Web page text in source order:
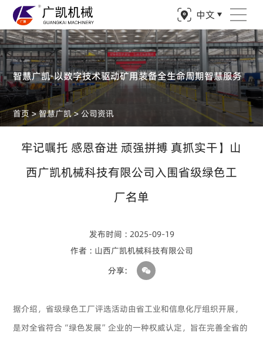
中文
智慧广凯·以数字技术驱动矿用装备全生命周期智慧服务
首页>智慧广凯>公司资讯
牢记嘱托 感恩奋进 顽强拼搏 真抓实干】山
西广凯机械科技有限公司入围省级绿色工
厂名单
发布时间 : 2025-09-19
作者 : 山西广凯机械科技有限公司
分享:
据介绍，省级绿色工厂评选活动由省工业和信息化厅组织开展，
是对全省符合“绿色发展”企业的一种权威认定，旨在完善全省的